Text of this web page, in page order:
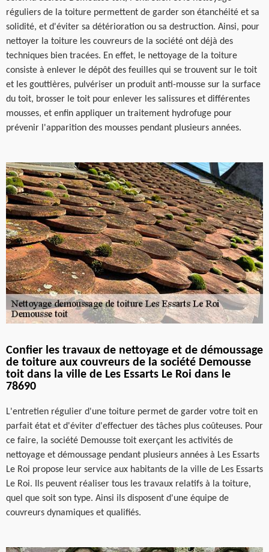
réguliers de la toiture permettent de garder son étanchéité et sa
solidité, et d'éviter sa détérioration ou sa destruction. Ainsi, pour
nettoyer la toiture les couvreurs de la société ont déjà des
techniques bien tracées. En effet, le nettoyage de la toiture
consiste à enlever le dépôt des feuilles qui se trouvent sur le toit
et les gouttières, pulvériser un produit anti-mousse sur la surface
du toit, brosser le toit pour enlever les salissures et différentes
mousses, et enfin appliquer un traitement hydrofuge pour
prévenir l'apparition des mousses pendant plusieurs années.
Confier les travaux de nettoyage et de démoussage
de toiture aux couvreurs de la société Demousse
toit dans la ville de Les Essarts Le Roi dans le
78690
L'entretien régulier d'une toiture permet de garder votre toit en
parfait état et d'éviter d'effectuer des tâches plus coûteuses. Pour
ce faire, la société Demousse toit exerçant les activités de
nettoyage et démoussage pendant plusieurs années à Les Essarts
Le Roi propose leur service aux habitants de la ville de Les Essarts
Le Roi. Ils peuvent réaliser tous les travaux relatifs à la toiture,
quel que soit son type. Ainsi ils disposent d'une équipe de
couvreurs dynamiques et qualifiés.